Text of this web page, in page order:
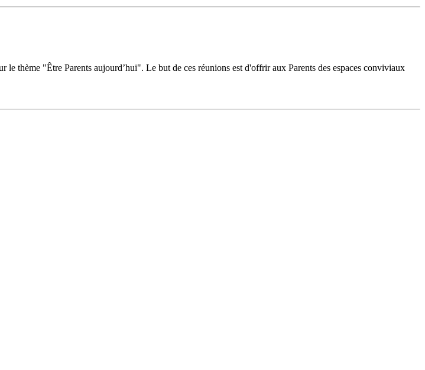
thème "Être Parents aujourd’hui". Le but de ces réunions est d'offrir aux Parents des espaces conviviaux